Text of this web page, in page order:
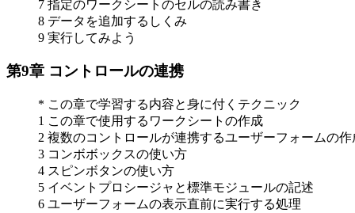
7 指定のワークシートのセルの読み書き
8 データを追加するしくみ
9 実行してみよう
第9章 コントロールの連携
* この章で学習する内容と身に付くテクニック
1 この章で使用するワークシートの作成
2 複数のコントロールが連携するユーザーフォームの作
3 コンボボックスの使い方
4 スピンボタンの使い方
5 イベントプロシージャと標準モジュールの記述
6 ユーザーフォームの表示直前に実行する処理